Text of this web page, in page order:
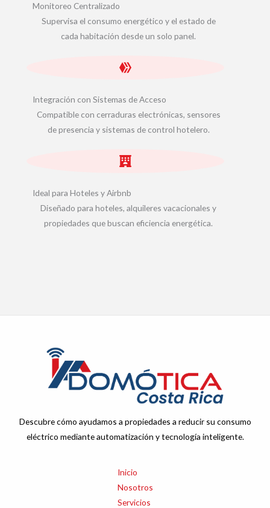
Monitoreo Centralizado
Supervisa el consumo energético y el estado de
cada habitación desde un solo panel.
Integración con Sistemas de Acceso
Compatible con cerraduras electrónicas, sensores
de presencia y sistemas de control hotelero.
Ideal para Hoteles y Airbnb
Diseñado para hoteles, alquileres vacacionales y
propiedades que buscan eficiencia energética.
Descubre cómo ayudamos a propiedades a reducir su consumo
eléctrico mediante automatización y tecnología inteligente.
Inicio
Nosotros
Servicios